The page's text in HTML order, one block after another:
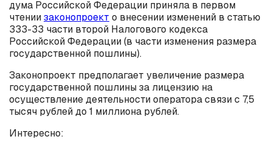
дума Российской Федерации приняла в первом
чтениизаконопроект о внесении изменений в статью
333-33 части второй Налогового кодекса
Российской Федерации (в части изменения размера
государственной пошлины).
Законопроект предполагает увеличение размера
государственной пошлины за лицензию на
осуществление деятельности оператора связи с 7,5
тысяч рублей до 1 миллиона рублей.
Интересно: